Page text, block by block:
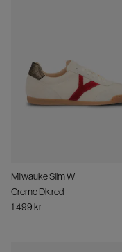
Milwauke Slim W
Creme Dk.red
1 499 kr